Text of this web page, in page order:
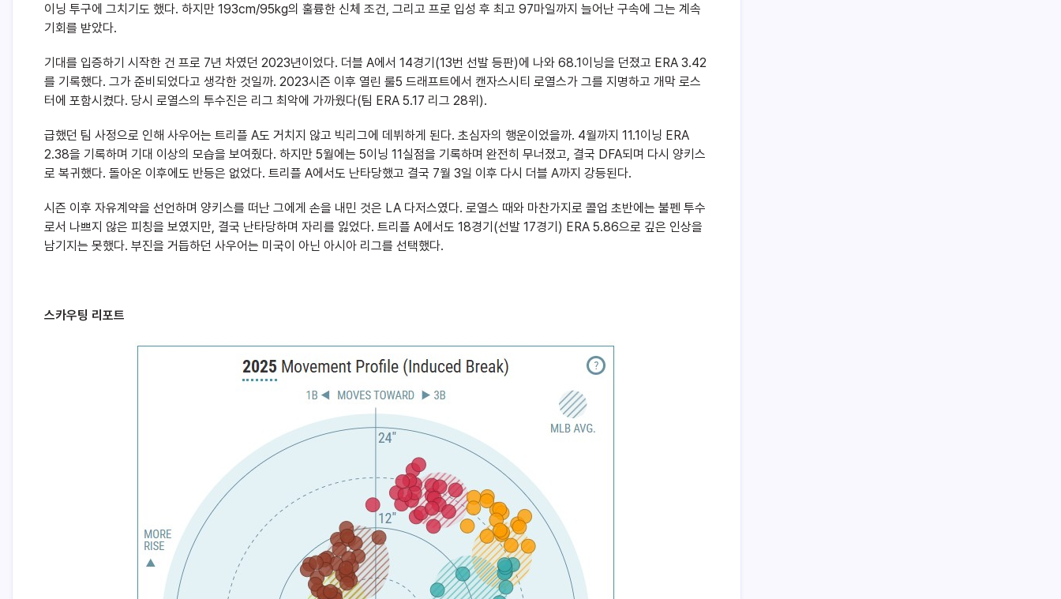
이닝 투구에 그치기도 했다. 하지만 193cm/95kg의 훌륭한 신체 조건, 그리고 프로 입성 후 최고 97마일까지 늘어난 구속에 그는 계속
기회를 받았다.
기대를 입증하기 시작한 건 프로 7년 차였던 2023년이었다. 더블 A에서 14경기(13번 선발 등판)에 나와 68.1이닝을 던졌고 ERA 3.42
를 기록했다. 그가 준비되었다고 생각한 것일까. 2023시즌 이후 열린 룰5 드래프트에서 캔자스시티 로열스가 그를 지명하고 개막 로스
터에 포함시켰다. 당시 로열스의 투수진은 리그 최악에 가까웠다(팀 ERA 5.17 리그 28위).
급했던 팀 사정으로 인해 사우어는 트리플 A도 거치지 않고 빅리그에 데뷔하게 된다. 초심자의 행운이었을까. 4월까지 11.1이닝 ERA
2.38을 기록하며 기대 이상의 모습을 보여줬다. 하지만 5월에는 5이닝 11실점을 기록하며 완전히 무너졌고, 결국 DFA되며 다시 양키스
로 복귀했다. 돌아온 이후에도 반등은 없었다. 트리플 A에서도 난타당했고 결국 7월 3일 이후 다시 더블 A까지 강등된다.
시즌 이후 자유계약을 선언하며 양키스를 떠난 그에게 손을 내민 것은 LA 다저스였다. 로열스 때와 마찬가지로 콜업 초반에는 불펜 투수
로서 나쁘지 않은 피칭을 보였지만, 결국 난타당하며 자리를 잃었다. 트리플 A에서도 18경기(선발 17경기) ERA 5.86으로 깊은 인상을
남기지는 못했다. 부진을 거듭하던 사우어는 미국이 아닌 아시아 리그를 선택했다.
스카우팅 리포트